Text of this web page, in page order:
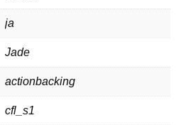
ja
Jade
actionbacking
cfl_s1